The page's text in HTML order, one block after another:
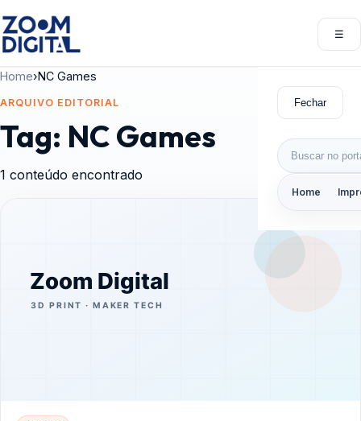
☰
Fechar
Buscar por:
Home
Home›NC Games
ARQUIVO EDITORIAL
Tag: NC Games
1 conteúdo encontrado